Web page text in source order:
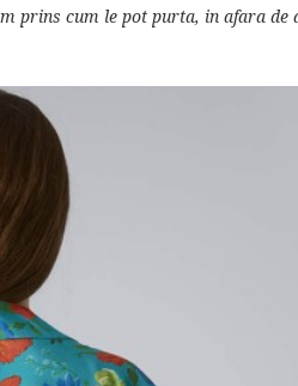
prins cum le pot purta, in afara